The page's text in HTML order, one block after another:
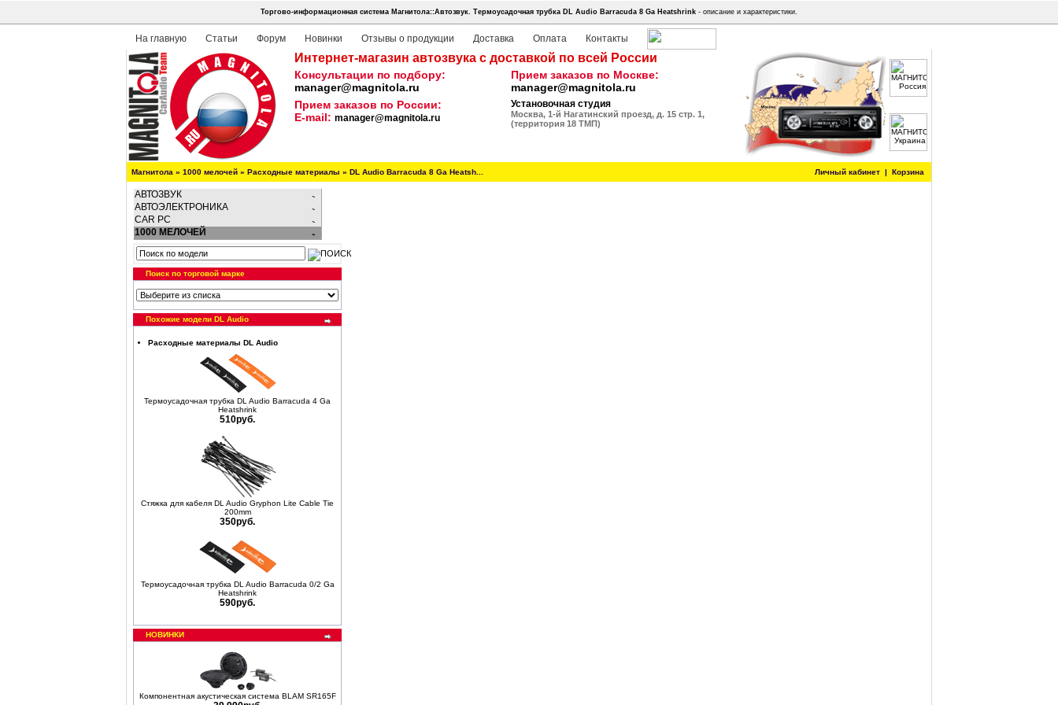
Торгово-информационная система Магнитола::Автозвук. Термоусадочная трубка DL Audio Barracuda 8 Ga Heatshrink - описание и характеристики.
На главную Статьи Форум Новинки Отзывы о продукции Доставка Оплата Контакты
Интернет-магазин автозвука с доставкой по всей России
Консультации по подбору:
manager@magnitola.ru
Прием заказов по Москве:
manager@magnitola.ru
Прием заказов по России:
E-mail: manager@magnitola.ru
Установочная студия
Москва, 1-й Нагатинский проезд, д. 15 стр. 1,
(территория 18 ТМП)
Магнитола » 1000 мелочей » Расходные материалы » DL Audio Barracuda 8 Ga Heatsh... Личный кабинет | Корзина
АВТОЗВУК
АВТОЭЛЕКТРОНИКА
CAR PC
1000 МЕЛОЧЕЙ
Поиск по торговой марке
Похожие модели DL Audio
Расходные материалы DL Audio
Термоусадочная трубка DL Audio Barracuda 4 Ga
Heatshrink
510руб.
Стяжка для кабеля DL Audio Gryphon Lite Cable Tie
200mm
350руб.
Термоусадочная трубка DL Audio Barracuda 0/2 Ga
Heatshrink
590руб.
НОВИНКИ
Компонентная акустическая система BLAM SR165F